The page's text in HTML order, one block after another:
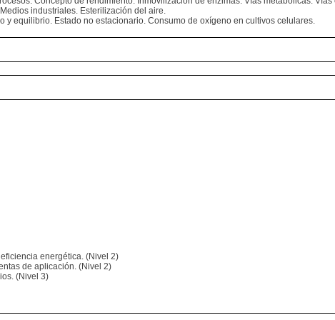
industriales. Esterilización del aire.
equilibrio. Estado no estacionario. Consumo de oxígeno en cultivos celulares.
energética. (Nivel 2)
de aplicación. (Nivel 2)
(Nivel 3)